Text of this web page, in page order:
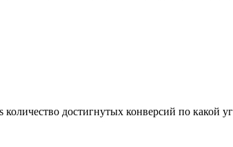
достигнутых конверсий по какой